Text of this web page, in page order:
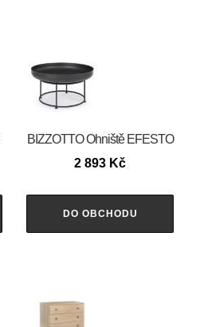
BIZZOTTO Ohniště EFESTO
2 893 Kč
DO OBCHODU